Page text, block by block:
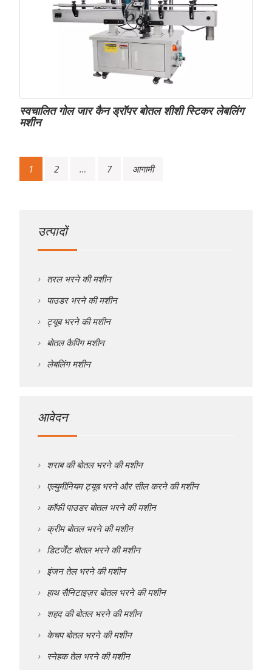
स्वचालित गोल जार कैन ड्रॉपर बोतल शीशी स्टिकर लेबलिंग
मशीन
पोस्ट्स
1 2 … 7 आगामी
उत्पादों
तरल भरने की मशीन
पाउडर भरने की मशीन
ट्यूब भरने की मशीन
बोतल कैपिंग मशीन
लेबलिंग मशीन
आवेदन
शराब की बोतल भरने की मशीन
एल्युमीनियम ट्यूब भरने और सील करने की मशीन
कॉफी पाउडर बोतल भरने की मशीन
क्रीम बोतल भरने की मशीन
डिटर्जेंट बोतल भरने की मशीन
इंजन तेल भरने की मशीन
हाथ सैनिटाइज़र बोतल भरने की मशीन
शहद की बोतल भरने की मशीन
केचप बोतल भरने की मशीन
स्नेहक तेल भरने की मशीन